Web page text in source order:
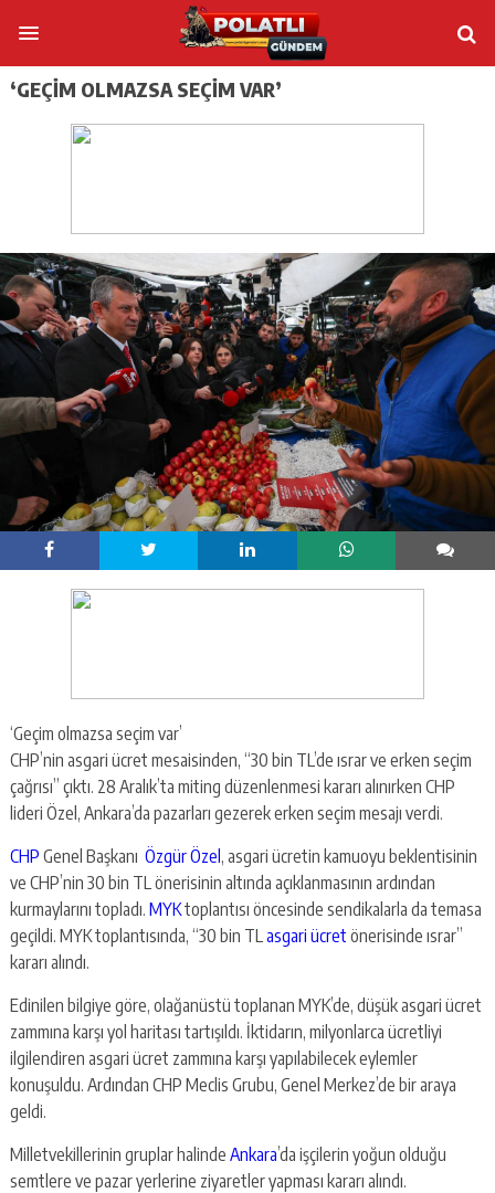
‘GEÇIM OLMAZSA SEÇIM VAR’
‘Geçim olmazsa seçim var’
CHP’nin asgari ücret mesaisinden, “30 bin TL’de ısrar ve erken seçim
çağrısı” çıktı. 28 Aralık’ta miting düzenlenmesi kararı alınırken CHP
lideri Özel, Ankara’da pazarları gezerek erken seçim mesajı verdi.
CHP Genel Başkanı Özgür Özel, asgari ücretin kamuoyu beklentisinin
ve CHP’nin 30 bin TL önerisinin altında açıklanmasının ardından
kurmaylarını topladı. MYKtoplantısı öncesinde sendikalarla da temasa
geçildi. MYK toplantısında, “30 bin TL asgari ücret önerisinde ısrar”
kararı alındı.
Edinilen bilgiye göre, olağanüstü toplanan MYK’de, düşük asgari ücret
zammına karşı yol haritası tartışıldı. İktidarın, milyonlarca ücretliyi
ilgilendiren asgari ücret zammına karşı yapılabilecek eylemler
konuşuldu. Ardından CHP Meclis Grubu, Genel Merkez’de bir araya
geldi.
Milletvekillerinin gruplar halinde Ankara’da işçilerin yoğun olduğu
semtlere ve pazar yerlerine ziyaretler yapması kararı alındı.